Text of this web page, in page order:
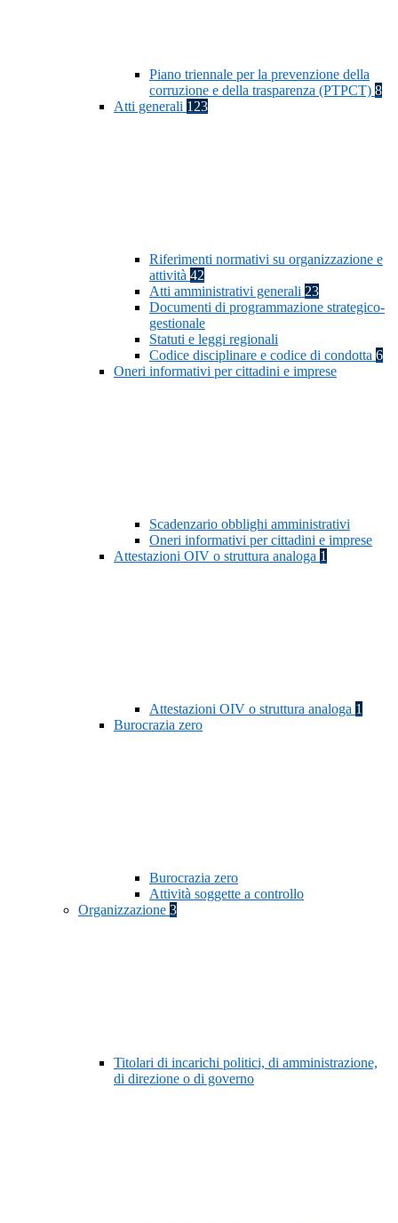
Piano triennale per la prevenzione della
corruzione e della trasparenza (PTPCT) 8
Atti generali 123
Riferimenti normativi su organizzazione e
attività 42
Atti amministrativi generali 23
Documenti di programmazione strategico-
gestionale
Statuti e leggi regionali
Codice disciplinare e codice di condotta 6
Oneri informativi per cittadini e imprese
Scadenzario obblighi amministrativi
Oneri informativi per cittadini e imprese
Attestazioni OIV o struttura analoga 1
Attestazioni OIV o struttura analoga 1
Burocrazia zero
Burocrazia zero
Attività soggette a controllo
Organizzazione 3
Titolari di incarichi politici, di amministrazione,
di direzione o di governo